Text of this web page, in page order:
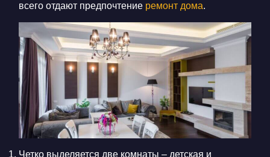
всего отдают предпочтение ремонт дома.
Четко выделяется две комнаты – детская и